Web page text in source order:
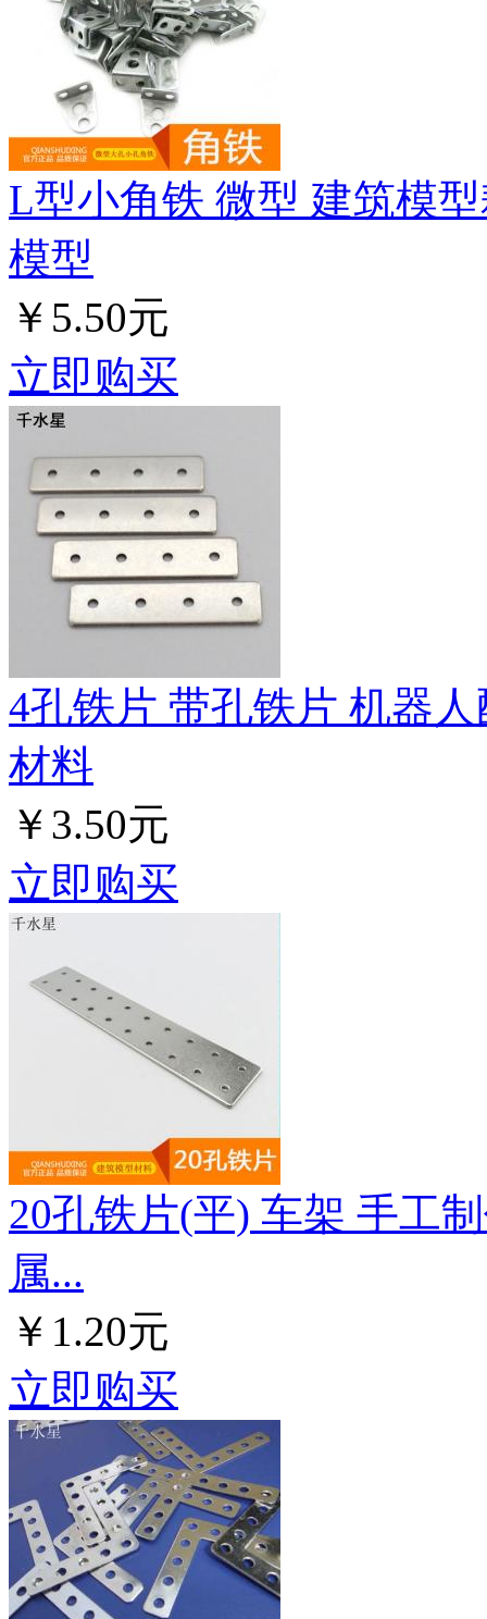
L型小角铁 微型 建筑模
模型
￥5.50元
立即购买
4孔铁片 带孔铁片 机器
材料
￥3.50元
立即购买
20孔铁片(平) 车架 手工
属...
￥1.20元
立即购买